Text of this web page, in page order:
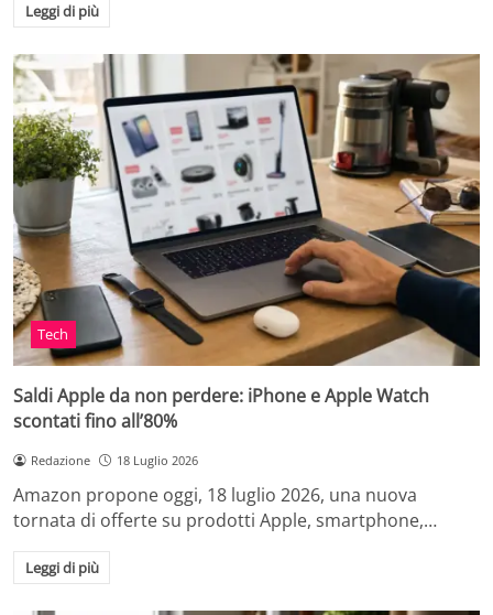
Leggi di più
Tech
Saldi Apple da non perdere: iPhone e Apple Watch
scontati fino all’80%
Redazione 18 Luglio 2026
Amazon propone oggi, 18 luglio 2026, una nuova
tornata di offerte su prodotti Apple, smartphone,…
Leggi di più